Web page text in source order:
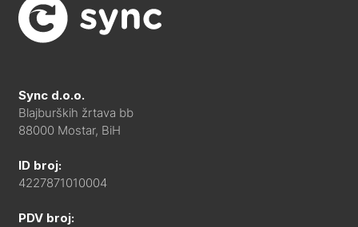
Sync d.o.o.
Blajburških žrtava bb
88000 Mostar, BiH
ID broj:
4227871010004
PDV broj: